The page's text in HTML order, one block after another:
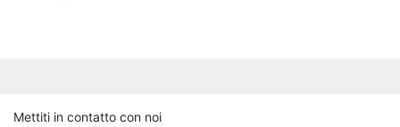
Mettiti in contatto con noi